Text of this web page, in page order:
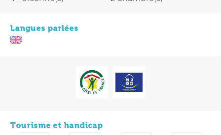
Langues parlées
Tourisme et handicap